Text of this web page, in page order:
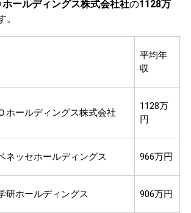
ホールディングス株式会社社の1128万
平均年
収
ホールディングス株式会社
1128万
円
ネッセホールディングス 966万円
研ホールディングス 906万円